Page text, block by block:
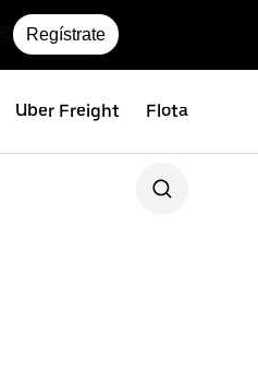
Regístrate
Uber Freight Flota